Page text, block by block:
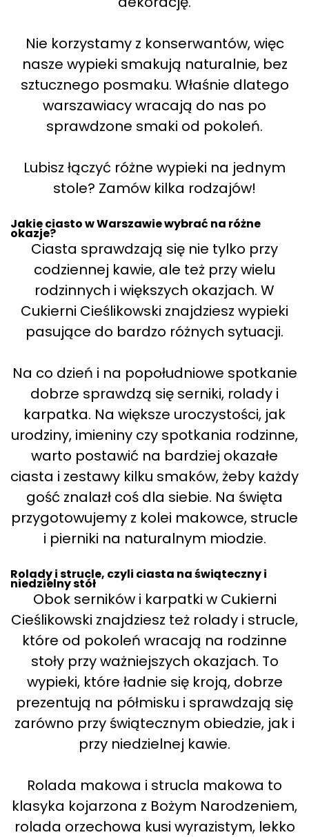
Nie korzystamy z konserwantów, więc
nasze wypieki smakują naturalnie, bez
sztucznego posmaku. Właśnie dlatego
warszawiacy wracają do nas po
sprawdzone smaki od pokoleń.
Lubisz łączyć różne wypieki na jednym
stole? Zamów kilka rodzajów!
Jakie ciasto w Warszawie wybrać na różne
okazje?
Ciasta sprawdzają się nie tylko przy
codziennej kawie, ale też przy wielu
rodzinnych i większych okazjach. W
Cukierni Cieślikowski znajdziesz wypieki
pasujące do bardzo różnych sytuacji.
Na co dzień i na popołudniowe spotkanie
dobrze sprawdzą się serniki, rolady i
karpatka. Na większe uroczystości, jak
urodziny, imieniny czy spotkania rodzinne,
warto postawić na bardziej okazałe
ciasta i zestawy kilku smaków, żeby każdy
gość znalazł coś dla siebie. Na święta
przygotowujemy z kolei makowce, strucle
i pierniki na naturalnym miodzie.
Rolady i strucle, czyli ciasta na świąteczny i
niedzielny stół
Obok serników i karpatki w Cukierni
Cieślikowski znajdziesz też rolady i strucle,
które od pokoleń wracają na rodzinne
stoły przy ważniejszych okazjach. To
wypieki, które ładnie się kroją, dobrze
prezentują na półmisku i sprawdzają się
zarówno przy świątecznym obiedzie, jak i
przy niedzielnej kawie.
Rolada makowa i strucla makowa to
klasyka kojarzona z Bożym Narodzeniem,
rolada orzechowa kusi wyrazistym, lekko